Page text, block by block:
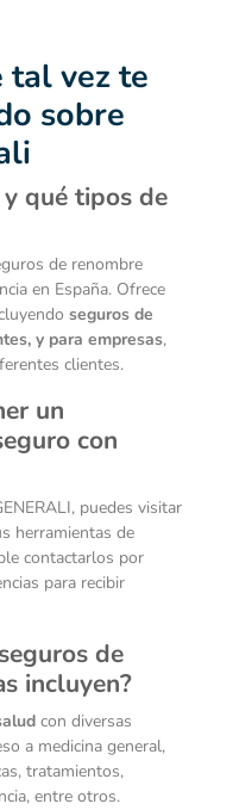
tal vez te
sobre
y qué tipos de
de renombre
en España. Ofrece
seguros de
y para empresas,
clientes.
un
con
puedes visitar
herramientas de
contactarlos por
para recibir
de
incluyen?
con diversas
a medicina general,
tratamientos,
entre otros.